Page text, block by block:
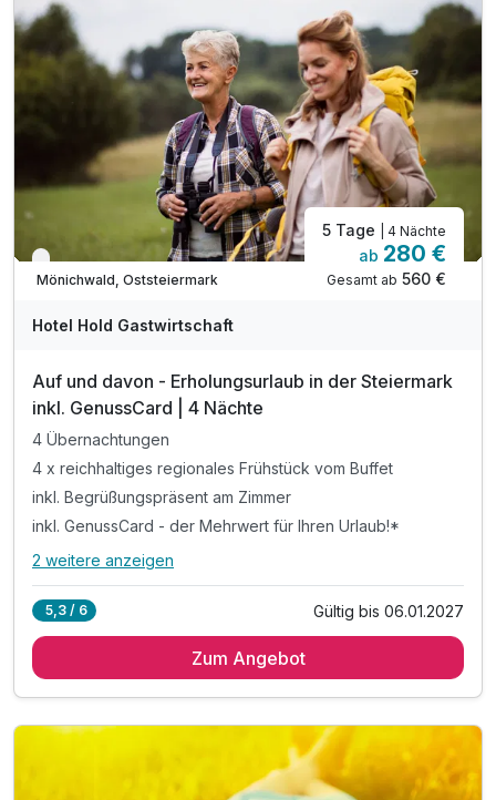
Verfügbar bis Januar
Mönichwald, Oststeiermark
5 Tage | 4 Nächte
ab 280 €
Gesamt ab 560 €
Hotel Hold Gastwirtschaft
Auf und davon - Erholungsurlaub in der Steiermark
inkl. GenussCard | 4 Nächte
4 Übernachtungen
4 x reichhaltiges regionales Frühstück vom Buffet
inkl. Begrüßungspräsent am Zimmer
inkl. GenussCard - der Mehrwert für Ihren Urlaub!*
Alle Inklusivleistungen
4 x reichhaltiges regionales Frühstück vom Buffet
inkl. Nutzung des Wellnessbereichs
inkl. Parkplatz & W-LAN Nutzung
2 weitere anzeigen
5,3 / 6 Gültig bis 06.01.2027
Zum Angebot